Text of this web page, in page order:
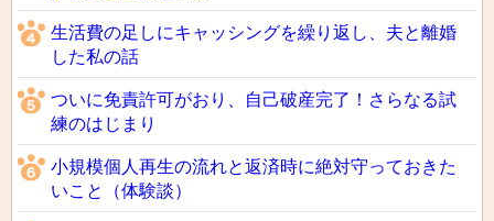
生活費の足しにキャッシングを繰り返し、夫と離婚
した私の話
ついに免責許可がおり、自己破産完了！さらなる試
練のはじまり
小規模個人再生の流れと返済時に絶対守っておきた
いこと（体験談）